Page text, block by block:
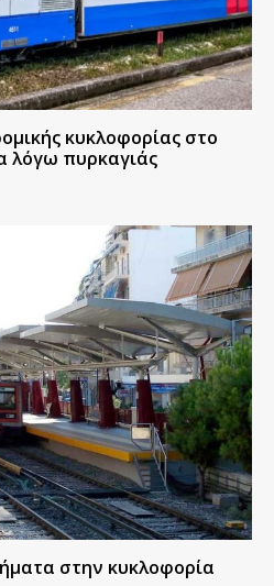
κυκλοφορίας στο
λόγω πυρκαγιάς
στην κυκλοφορία